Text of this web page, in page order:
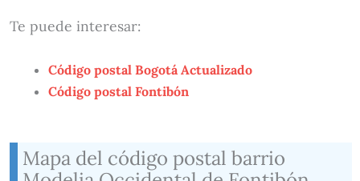
Te puede interesar:
Código postal Bogotá Actualizado
Código postal Fontibón
Mapa del código postal barrio